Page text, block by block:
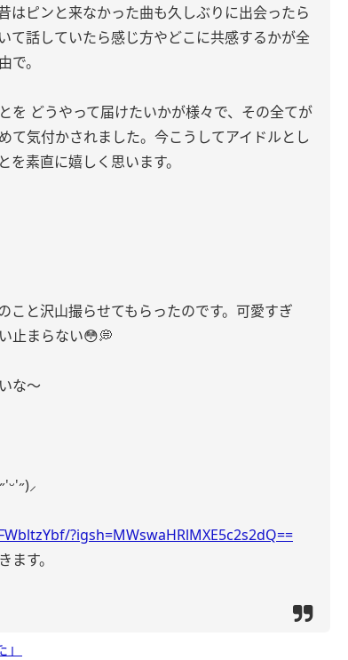
はピンと来なかった曲も久しぶりに出会ったら
て話していたら感じ方やどこに共感するかが全
で。
を どうやって届けたいかが様々で、その全てが
て気付かされました。今こうしてアイドルとし
素直に嬉しく思います。
こと沢山撮らせてもらったのです。可愛すぎ
止まらない😳💭
な〜
?igsh=MWswaHRlMXE5c2s2dQ==
す。